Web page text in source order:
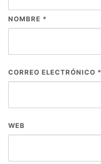
NOMBRE *
CORREO ELECTRÓNICO *
WEB